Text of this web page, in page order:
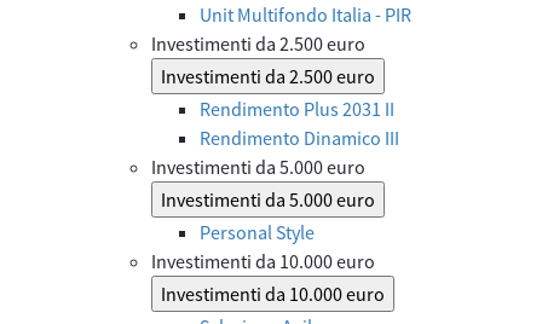
Unit Multifondo Italia - PIR
Investimenti da 2.500 euro
Investimenti da 2.500 euro
Rendimento Plus 2031 II
Rendimento Dinamico III
Investimenti da 5.000 euro
Investimenti da 5.000 euro
Personal Style
Investimenti da 10.000 euro
Investimenti da 10.000 euro